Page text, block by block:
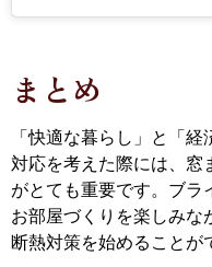
まとめ
「快適な暮らし」と「
対応を考えた際には、窓
がとても重要です。ブラ
お部屋づくりを楽しみな
断熱対策を始めることが